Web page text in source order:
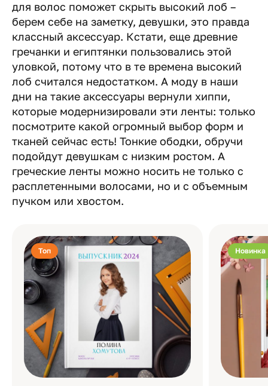
для волос поможет скрыть высокий лоб –
берем себе на заметку, девушки, это правда
классный аксессуар. Кстати, еще древние
гречанки и египтянки пользовались этой
уловкой, потому что в те времена высокий
лоб считался недостатком. А моду в наши
дни на такие аксессуары вернули хиппи,
которые модернизировали эти ленты: только
посмотрите какой огромный выбор форм и
тканей сейчас есть! Тонкие ободки, обручи
подойдут девушкам с низким ростом. А
греческие ленты можно носить не только с
расплетенными волосами, но и с объемным
пучком или хвостом.
Топ Новинка